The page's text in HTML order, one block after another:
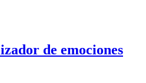
de emociones